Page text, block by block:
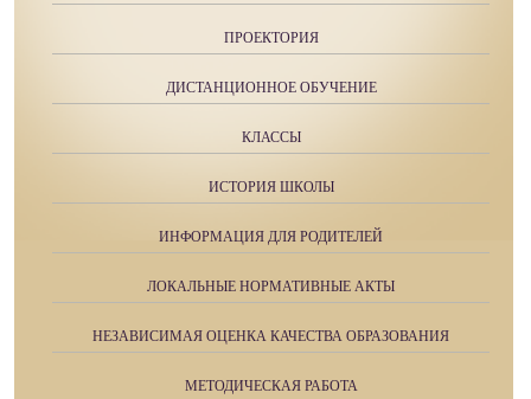
ПРОЕКТОРИЯ
ДИСТАНЦИОННОЕ ОБУЧЕНИЕ
КЛАССЫ
ИСТОРИЯ ШКОЛЫ
ИНФОРМАЦИЯ ДЛЯ РОДИТЕЛЕЙ
ЛОКАЛЬНЫЕ НОРМАТИВНЫЕ АКТЫ
НЕЗАВИСИМАЯ ОЦЕНКА КАЧЕСТВА ОБРАЗОВАНИЯ
МЕТОДИЧЕСКАЯ РАБОТА